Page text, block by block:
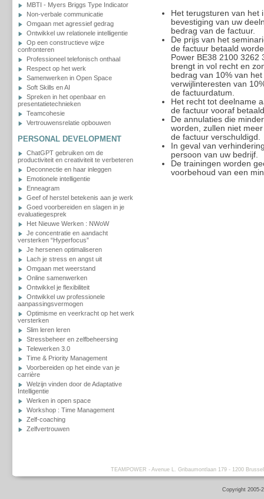
MBTI - Myers Briggs Type Indicator
Non-verbale communicatie
Omgaan met agressief gedrag
Ontwikkel uw relationele intelligentie
Op een constructieve wijze
confronteren
Professioneel telefonisch onthaal
Respect op het werk
Samenwerken in Open Space
Soft Skills en AI
Spreken in het openbaar en
presentatietechnieken
Teamcohesie
Vertrouwensrelatie opbouwen
PERSONAL DEVELOPMENT
ChatGPT gebruiken om de
productiviteit en creativiteit te verbeteren
Deconnectie en haar inleggen
Emotionele intelligentie
Enneagram
Geef of herstel betekenis aan je werk
Goed voorbereiden en slagen in je
evaluatiegesprek
Het Nieuwe Werken : NWoW
Je concentratie en aandacht
versterken “Hyperfocus”
Je hersenen optimaliseren
Lach je stress en angst uit
Omgaan met weerstand
Online samenwerken
Ontwikkel je flexibiliteit
Ontwikkel uw professionele
aanpassingsvermogen
Optimisme en veerkracht op het werk
versterken
Slim leren leren
Stressbeheer en zelfbeheersing
Telewerken 3.0
Time & Priority Management
Voorbereiden op het einde van je
carrière
Welzijn vinden door de Adaptative
Intelligentie
Werken in open space
Workshop : Time Management
Zelf-coaching
Zelfvertrouwen
Het terugsturen van het
bevestiging van uw
bedrag van de factuur.
De prijs van het
de factuur betaald
Power BE38 2100 3262
brengt in vol recht en
bedrag van 10% van
verwijlinteresten van
de factuurdatum.
Het recht tot deelname
de factuur vooraf
De annulaties die
worden, zullen niet
de factuur verschuldigd.
In geval van
persoon van uw bedrijf.
De trainingen worden
voorbehoud van een
TEAMPOWER - Avenue L. Gribaumontlaan 179 - 1200
Copyright